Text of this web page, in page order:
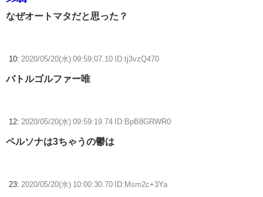
なぜオートマタだと思った？
10: 2020/05/20(水) 09:59:07.10 ID:tj3vzQ470
バトルゴルファー唯
12: 2020/05/20(水) 09:59:19.74 ID:BpB8GRWR0
ペルソナは3ちゃうの鬱は
23: 2020/05/20(水) 10:00:30.70 ID:Msm2c+3Ya